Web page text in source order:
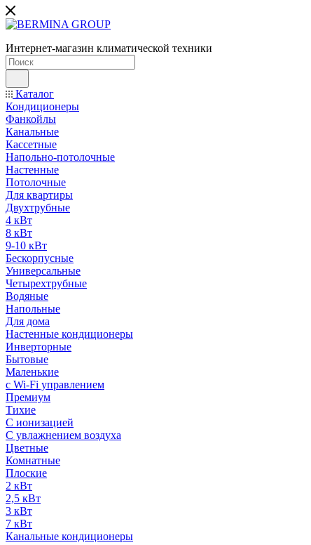
Интернет-магазин климатической техники
Каталог
Кондиционеры
Фанкойлы
Канальные
Кассетные
Напольно-потолочные
Настенные
Потолочные
Для квартиры
Двухтрубные
4 кВт
8 кВт
9-10 кВт
Бескорпусные
Универсальные
Четырехтрубные
Водяные
Напольные
Для дома
Настенные кондиционеры
Инверторные
Бытовые
Маленькие
с Wi-Fi управлением
Премиум
Тихие
С ионизацией
С увлажнением воздуха
Цветные
Комнатные
Плоские
2 кВт
2,5 кВт
3 кВт
7 кВт
Канальные кондиционеры